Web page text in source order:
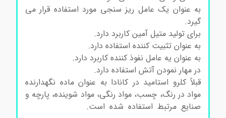
به عنوان یک عامل ریز سنجی مورد استفاده قرار می
گیرد.
برای تولید متیل آمین کاربرد دارد.
به عنوان تثبیت کننده استفاده دارد.
به عنوان یه عامل نفوذ کننده کاربرد دارد.
در مهار نمودن آتش استفاده دارد.
قبلاً کلرو استامید در کانادا به عنوان ماده نگهدارنده
مواد در رنگ، چسب، مواد رنگی، مواد شوینده، پارچه و
صنایع مرتبط استفاده شده است.استامید کد مرک